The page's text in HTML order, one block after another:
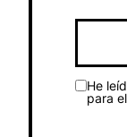
He
para el